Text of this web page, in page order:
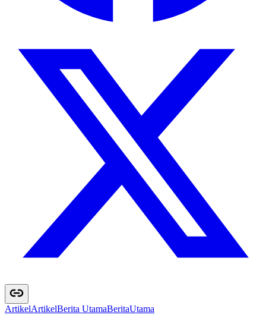
ArtikelArtikelBerita UtamaBeritaUtama